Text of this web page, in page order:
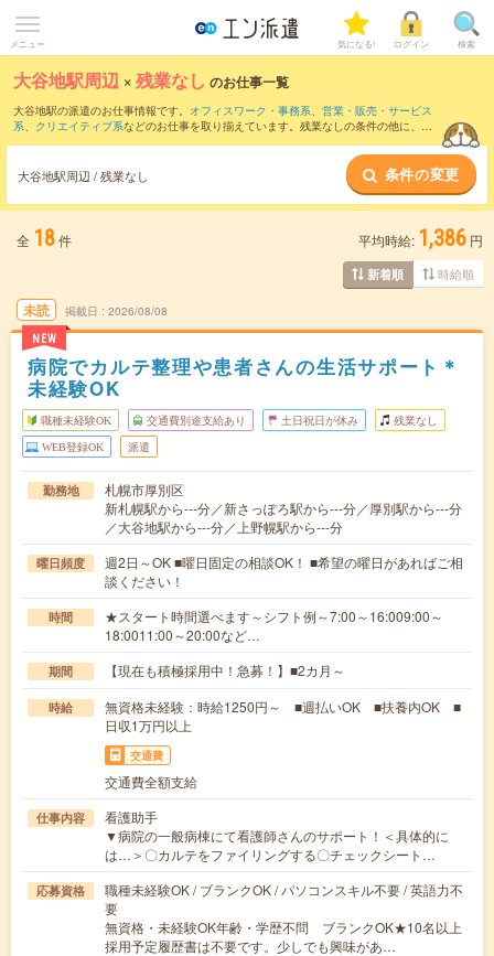
メニュー 気になる! ログイン 検索
大谷地駅周辺 ×残業なし のお仕事一覧
大谷地駅の派遣のお仕事情報です。 オフィスワーク・事務系、 営業・販売・サービス
系、 クリエイティブ系などのお仕事を取り揃えています。残業なしの条件の他に、 交
大谷地駅周辺 / 残業なし 条件の変更
全 18件 平均時給: 1,386 円
新着順 時給順
未読
NEW
掲載日 2026/08/08
病院でカルテ整理や患者さんの生活サポート＊
未経験OK
職種未経験OK 交通費別途支給あり 土日祝日が休み 残業なし
WEB登録OK 派遣
勤務地
札幌市厚別区
新札幌駅から---分／新さっぽろ駅から---分／厚別駅から---分
／大谷地駅から---分／上野幌駅から---分
曜日頻度
週2日～OK ■曜日固定の相談OK！ ■希望の曜日があればご相
談ください！
時間
★スタート時間選べます～シフト例～7:00～16:009:00～
18:0011:00～20:00など…
期間 【現在も積極採用中！急募！】■2カ月～
時給
無資格未経験：時給1250円～ ■週払いOK ■扶養内OK ■
日収1万円以上
交通費
交通費全額支給
仕事内容
看護助手
▼病院の一般病棟にて看護師さんのサポート！＜具体的に
は…＞〇カルテをファイリングする〇チェックシート…
応募資格
職種未経験OK / ブランクOK / パソコンスキル不要 / 英語力不
要
無資格・未経験OK年齢・学歴不問 ブランクOK★10名以上
採用予定履歴書は不要です。少しでも興味があ…